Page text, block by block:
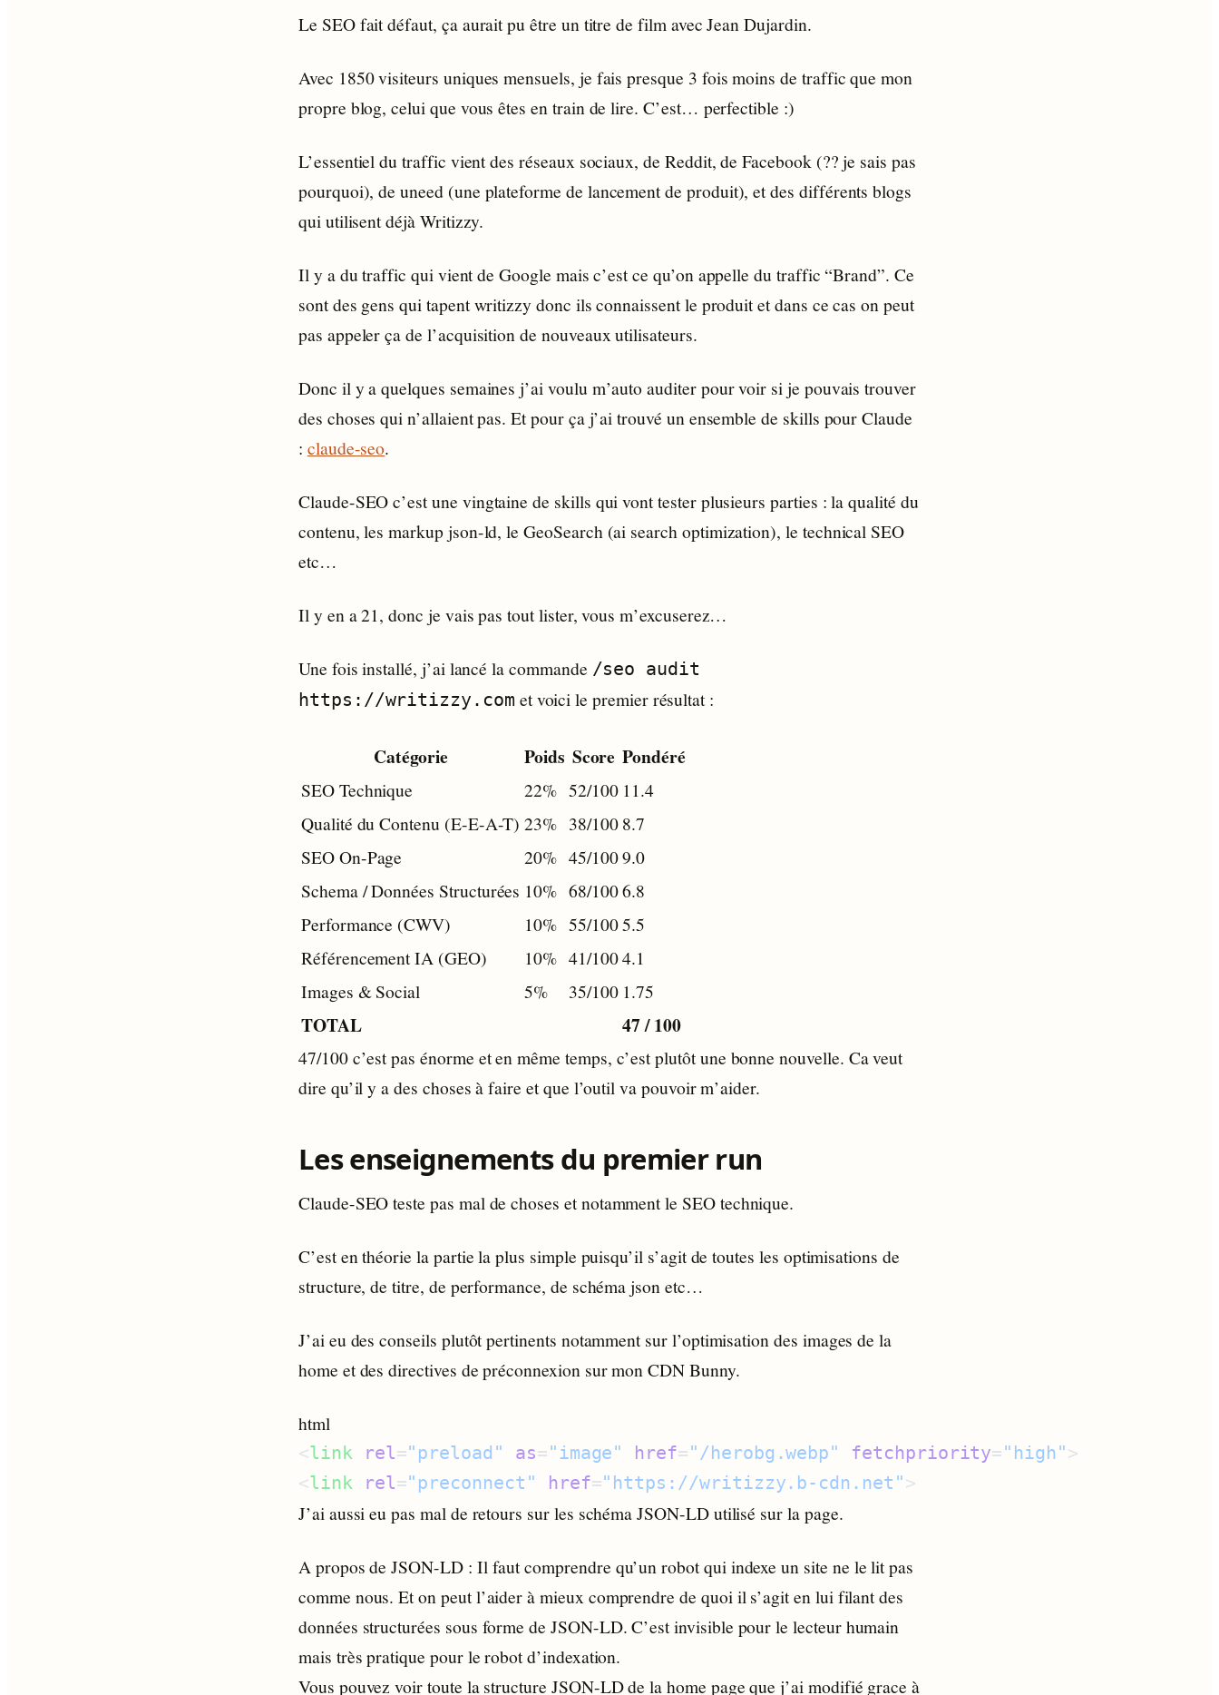
Le SEO fait défaut, ça aurait pu être un titre de film avec Jean Dujardin.
Avec 1850 visiteurs uniques mensuels, je fais presque 3 fois moins de traffic que mon
propre blog, celui que vous êtes en train de lire. C’est… perfectible :)
L’essentiel du traffic vient des réseaux sociaux, de Reddit, de Facebook (?? je sais pas
pourquoi), de uneed (une plateforme de lancement de produit), et des différents blogs
qui utilisent déjà Writizzy.
Il y a du traffic qui vient de Google mais c’est ce qu’on appelle du traffic “Brand”. Ce
sont des gens qui tapent writizzy donc ils connaissent le produit et dans ce cas on peut
pas appeler ça de l’acquisition de nouveaux utilisateurs.
Donc il y a quelques semaines j’ai voulu m’auto auditer pour voir si je pouvais trouver
des choses qui n’allaient pas. Et pour ça j’ai trouvé un ensemble de skills pour Claude
: claude-seo.
Claude-SEO c’est une vingtaine de skills qui vont tester plusieurs parties : la qualité du
contenu, les markup json-ld, le GeoSearch (ai search optimization), le technical SEO
etc…
Il y en a 21, donc je vais pas tout lister, vous m’excuserez…
Une fois installé, j’ai lancé la commande /seo audit
https://writizzy.com et voici le premier résultat :
Catégorie Poids Score Pondéré
SEO Technique 22% 52/100 11.4
Qualité du Contenu (E-E-A-T) 23% 38/100 8.7
SEO On-Page
20% 45/1009.0
Schema / Données Structurées 10% 68/1006.8
Performance (CWV)
10% 55/1005.5
Référencement IA (GEO)
10% 41/1004.1
Images & Social
5% 35/100 1.75
TOTAL 47 / 100
47/100 c’est pas énorme et en même temps, c’est plutôt une bonne nouvelle. Ca veut
dire qu’il y a des choses à faire et que l’outil va pouvoir m’aider.
Les enseignements du premier run
Claude-SEO teste pas mal de choses et notamment le SEO technique.
C’est en théorie la partie la plus simple puisqu’il s’agit de toutes les optimisations de
structure, de titre, de performance, de schéma json etc…
J’ai eu des conseils plutôt pertinents notamment sur l’optimisation des images de la
home et des directives de préconnexion sur mon CDN Bunny.
html
<link rel="preload" as="image" href="/herobg.webp" fetchpriority="high"
<link rel="preconnect" href="https://writizzy.b-cdn.net"
J’ai aussi eu pas mal de retours sur les schéma JSON-LD utilisé sur la page.
A propos de JSON-LD : Il faut comprendre qu’un robot qui indexe un site ne le lit pas
comme nous. Et on peut l’aider à mieux comprendre de quoi il s’agit en lui filant des
données structurées sous forme de JSON-LD. C’est invisible pour le lecteur humain
mais très pratique pour le robot d’indexation.
Vous pouvez voir toute la structure JSON-LD de la home page que j’ai modifié grace à